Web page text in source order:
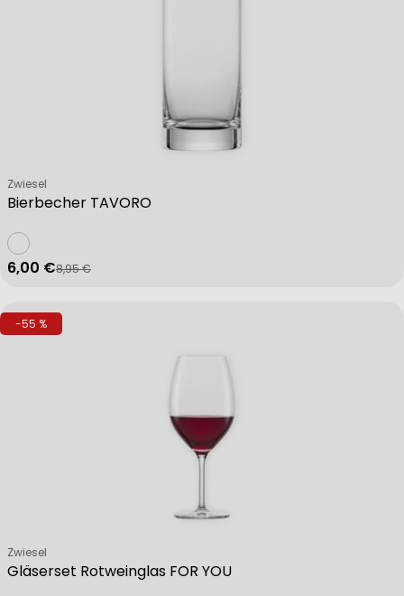
Bierbecher TAVORO
Verkäufer:
Zwiesel
Verkaufspreis
6,00 €
Regulärer Preis
8,95 €
-55 %
Gläserset Rotweinglas FOR YOU
Verkäufer:
Zwiesel